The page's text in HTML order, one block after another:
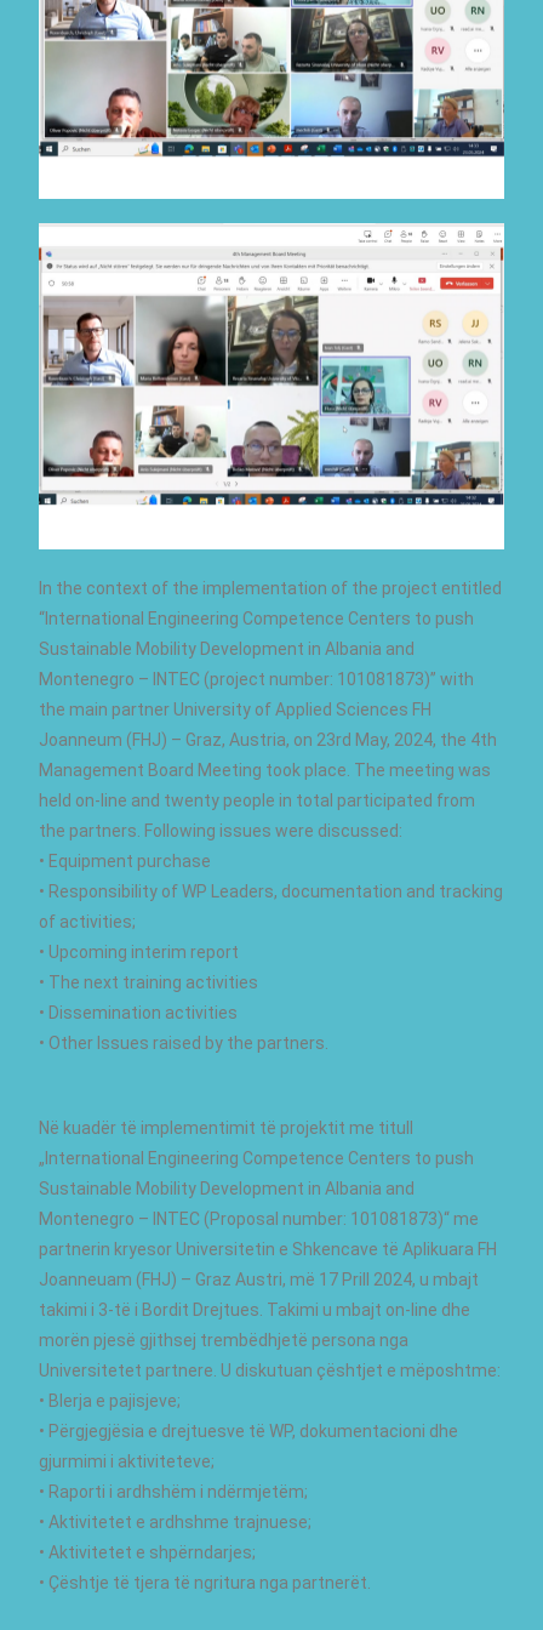
In the context of the implementation of the project entitled
“International Engineering Competence Centers to push
Sustainable Mobility Development in Albania and
Montenegro – INTEC (project number: 101081873)” with
the main partner University of Applied Sciences FH
Joanneum (FHJ) – Graz, Austria, on 23rd May, 2024, the 4th
Management Board Meeting took place. The meeting was
held on-line and twenty people in total participated from
the partners. Following issues were discussed:
• Equipment purchase
• Responsibility of WP Leaders, documentation and tracking
of activities;
• Upcoming interim report
• The next training activities
• Dissemination activities
• Other Issues raised by the partners.
Në kuadër të implementimit të projektit me titull
„International Engineering Competence Centers to push
Sustainable Mobility Development in Albania and
Montenegro – INTEC (Proposal number: 101081873)“ me
partnerin kryesor Universitetin e Shkencave të Aplikuara FH
Joanneuam (FHJ) – Graz Austri, më 17 Prill 2024, u mbajt
takimi i 3-të i Bordit Drejtues. Takimi u mbajt on-line dhe
morën pjesë gjithsej trembëdhjetë persona nga
Universitetet partnere. U diskutuan çështjet e mëposhtme:
• Blerja e pajisjeve;
• Përgjegjësia e drejtuesve të WP, dokumentacioni dhe
gjurmimi i aktiviteteve;
• Raporti i ardhshëm i ndërmjetëm;
• Aktivitetet e ardhshme trajnuese;
• Aktivitetet e shpërndarjes;
• Çështje të tjera të ngritura nga partnerët.